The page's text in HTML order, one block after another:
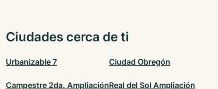
Ciudades cerca de ti
Urbanizable 7 Ciudad Obregón
Campestre 2da. AmpliaciónReal del Sol Ampliación